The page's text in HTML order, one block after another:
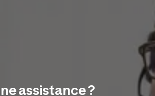
assistance ?